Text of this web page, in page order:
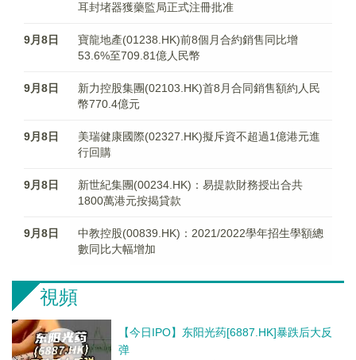
耳封堵器獲藥監局正式注冊批准
9月8日
寶龍地產(01238.HK)前8個月合約銷售同比增
53.6%至709.81億人民幣
9月8日
新力控股集團(02103.HK)首8月合同銷售額約人民
幣770.4億元
9月8日
美瑞健康國際(02327.HK)擬斥資不超過1億港元進
行回購
9月8日
新世紀集團(00234.HK)：易提款財務授出合共
1800萬港元按揭貸款
9月8日
中教控股(00839.HK)：2021/2022學年招生學額總
數同比大幅增加
視頻
【今日IPO】东阳光药[6887.HK]暴跌后大反
弹